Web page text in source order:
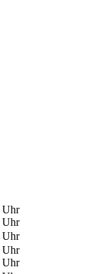
Uhr
Uhr
Uhr
Uhr
Uhr